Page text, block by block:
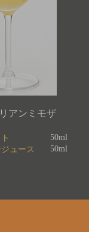
アンミモザ
50ml
ュース
50ml